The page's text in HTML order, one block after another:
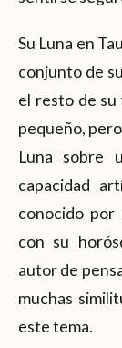
Su Luna en
conjunto de
el resto de su
pequeño,
Luna sobre
capacidad
conocido por
con su
autor de
muchas
este tema.